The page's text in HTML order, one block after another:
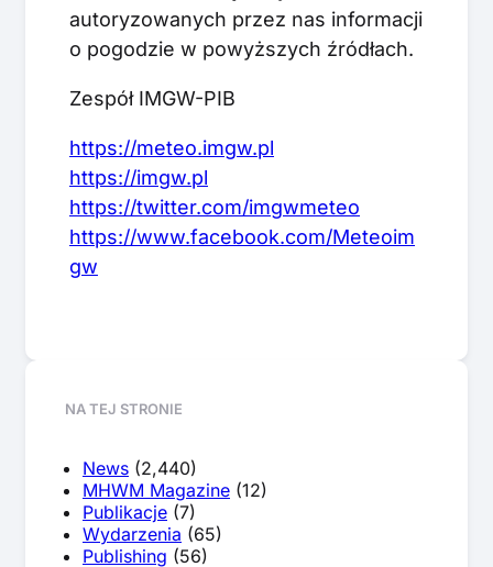
autoryzowanych przez nas informacji
o pogodzie w powyższych źródłach.
Zespół IMGW-PIB
https://meteo.imgw.pl
https://imgw.pl
https://twitter.com/imgwmeteo
https://www.facebook.com/Meteoim
gw
NA TEJ STRONIE
News (2,440)
MHWM Magazine (12)
Publikacje (7)
Wydarzenia (65)
Publishing (56)